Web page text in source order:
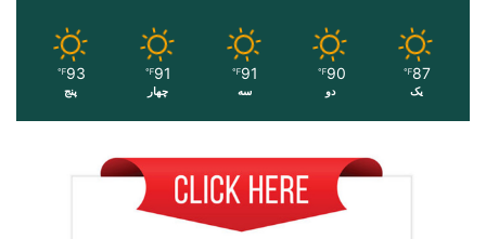
87
℉
یک
90
℉
دو
91
℉
سه
91
℉
چهار
93
℉
پنج